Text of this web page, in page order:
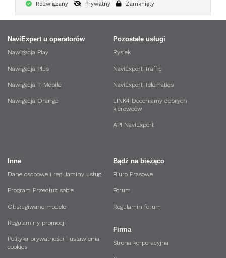
Rozwiązany
Prywatny Zamknięty
NaviExpert u operatorów
Nawigacja Play
Nawigacja Plus
Nawigacja T-Mobile
Nawigacja Orange
Pozostałe usługi
Rysiek
NaviExpert Traffic
NaviExpert Telematics
LINK4 Doceniamy dobrych
kierowców
API NaviExpert
Bądź na bieżąco
Biuro Prasowe
Forum
Regulamin forum
Firma
Strona korporacyjna
Inne
Dane osobowe i regulaminy usług
Program Przedłuż sobie
Obsługiwane modele
Regulaminy promocji
Polityka prywatności i ustawienia
cookies